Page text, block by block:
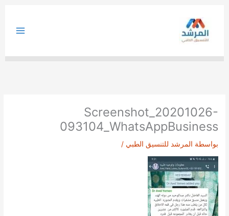
Screenshot_20201026-
093104_WhatsAppBusiness
بواسطة المرشد للتنسيق الطبي/